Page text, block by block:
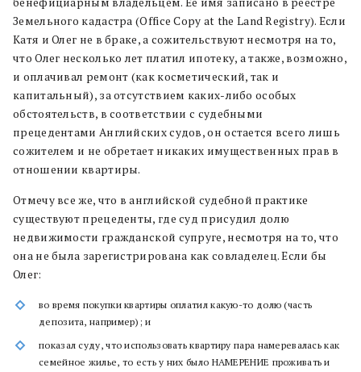
Земельного кадастра (Office Copy at the Land Registry). Если
Катя и Олег не в браке, а сожительствуют несмотря на то,
что Олег несколько лет платил ипотеку, а также, возможно,
и оплачивал ремонт (как косметический, так и
капитальный), за отсутствием каких-либо особых
обстоятельств, в соответствии с судебными
прецедентами Английских судов, он остается всего лишь
сожителем и не обретает никаких имущественных прав в
отношении квартиры.
Отмечу все же, что в английской судебной практике
существуют прецеденты, где суд присудил долю
недвижимости гражданской супруге, несмотря на то, что
она не была зарегистрирована как совладелец. Если бы
Олег:
во время покупки квартиры оплатил какую-то долю (часть
депозита, например); и
показал суду, что использовать квартиру пара намеревалась как
семейное жилье, то есть у них было НАМЕРЕНИЕ проживать и